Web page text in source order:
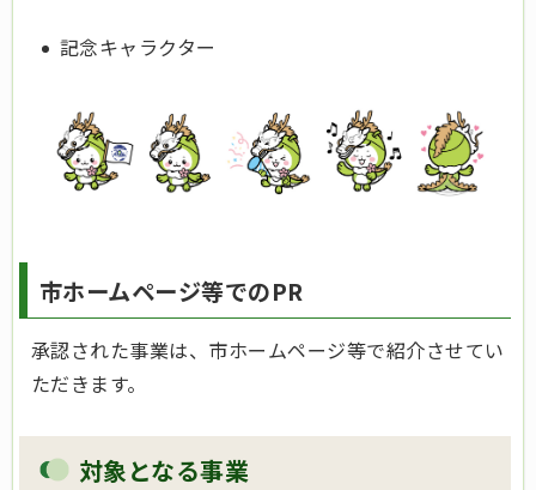
記念キャラクター
市ホームページ等でのPR
承認された事業は、市ホームページ等で紹介させてい
ただきます。
対象となる事業